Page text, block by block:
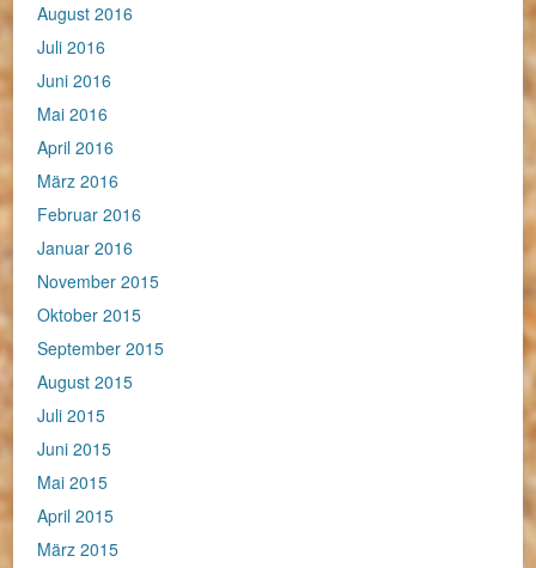
August 2016
Juli 2016
Juni 2016
Mai 2016
April 2016
März 2016
Februar 2016
Januar 2016
November 2015
Oktober 2015
September 2015
August 2015
Juli 2015
Juni 2015
Mai 2015
April 2015
März 2015